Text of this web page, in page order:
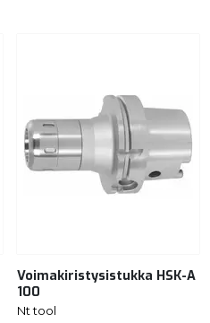
Voimakiristysistukka HSK-A
100
Nt tool